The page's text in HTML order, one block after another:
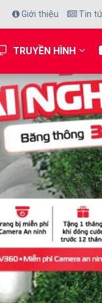
Giới thiệu Tin
TRUYỀN HÌNH